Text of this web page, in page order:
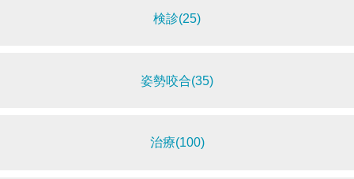
検診(25)
姿勢咬合(35)
治療(100)